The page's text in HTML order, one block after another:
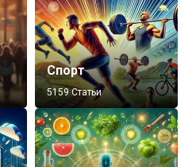
Спорт
5159 Статьи